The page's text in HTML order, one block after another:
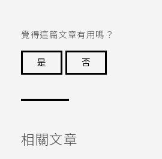
覺得這篇文章有用嗎？
是
否
相關文章